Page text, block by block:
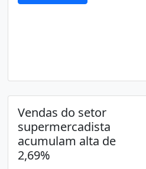
Vendas do setor
supermercadista
acumulam alta de
2,69%